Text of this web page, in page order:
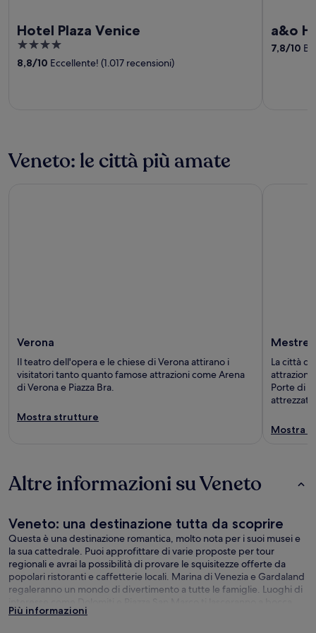
Hotel Plaza Venice
4
out
8,8/10 Eccellente! (1.017 recensioni)
a&o
7,8/10
Veneto: le città più amate
Verona
Il teatro dell'opera e le chiese di Verona attirano i
visitatori tanto quanto famose attrazioni come Arena
di Verona e Piazza Bra.
Mostra strutture
Mestre
La città
attrazioni
Porte di
attrezzati
Mostra
Altre informazioni su Veneto
Veneto: una destinazione tutta da scoprire
Questa è una destinazione romantica, molto nota per i suoi musei e
la sua cattedrale. Puoi approfittare di varie proposte per tour
regionali e avrai la possibilità di provare le squisitezze offerte da
popolari ristoranti e caffetterie locali. Marina di Venezia e Gardaland
regaleranno un mondo di divertimento a tutte le famiglie. Luoghi di
aperta.
Più informazioni